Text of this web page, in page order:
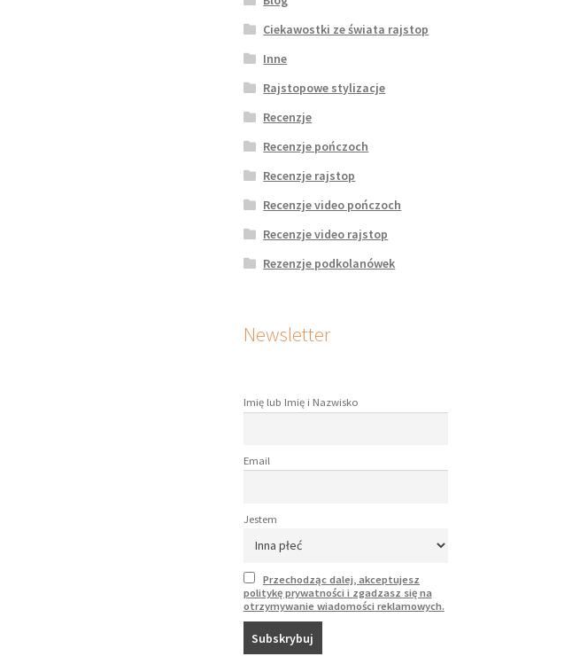
Ciekawostki ze świata rajstop
Inne
Rajstopowe stylizacje
Recenzje
Recenzje pończoch
Recenzje rajstop
Recenzje video pończoch
Recenzje video rajstop
Rezenzje podkolanówek
Newsletter
Imię lub Imię i Nazwisko
Email
Jestem
Przechodząc dalej, akceptujesz
politykę prywatności i zgadzasz się na
otrzymywanie wiadomości reklamowych.